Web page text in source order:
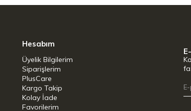
Hesabım
Üyelik Bilgilerim
Siparişlerim
PlusCare
Kargo Takip
Kolay İade
Favorilerim